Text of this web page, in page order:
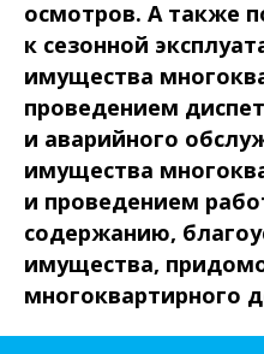
осмотров. А также
к сезонной
имущества
проведением
и аварийного
имущества
и проведением
содержанию,
имущества,
многоквартирного